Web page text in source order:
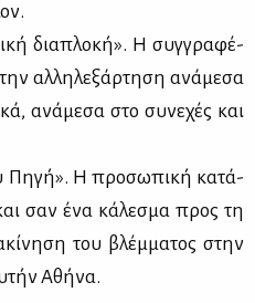
δια­πλο­κή». Η συγ­γρα­φέ­
την αλ­λη­λε­ξάρ­τη­ση ανά­με­σα
ανά­με­σα στο συ­νε­χές και
Πη­γή». Η προ­σω­πι­κή κα­τά­
σαν ένα κά­λε­σμα προς τη
του βλέμ­μα­τος στην
Αθή­να.